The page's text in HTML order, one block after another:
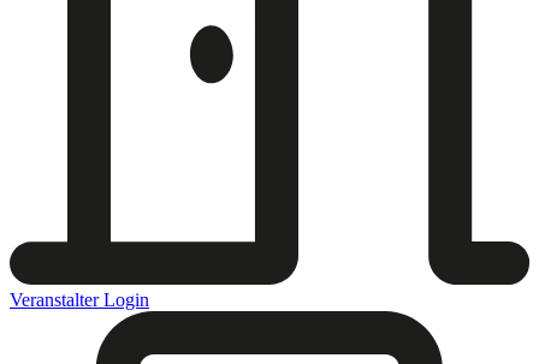
Veranstalter Login